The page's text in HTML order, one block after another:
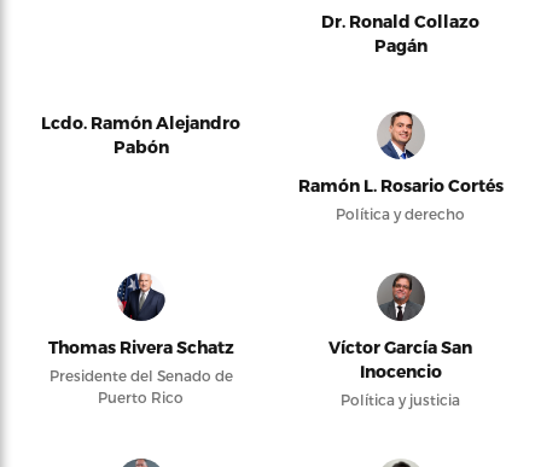
Dr. Ronald Collazo
Pagán
Lcdo. Ramón Alejandro
Pabón
Ramón L. Rosario Cortés
Política y derecho
Thomas Rivera Schatz
Presidente del Senado de
Puerto Rico
Víctor García San
Inocencio
Política y justicia